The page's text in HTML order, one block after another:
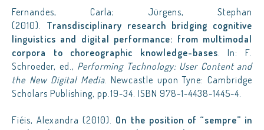
Fernandes, Carla; Jürgens, Stephan
(2010). Transdisciplinary research bridging cognitive
linguistics and digital performance: from multimodal
corpora to choreographic knowledge-bases. In: F.
Schroeder, ed., Performing Technology: User Content and
the New Digital Media. Newcastle upon Tyne: Cambridge
Scholars Publishing, pp.19-34. ISBN 978-1-4438-1445-4.
Fiéis, Alexandra (2010). On the position of “sempre” in